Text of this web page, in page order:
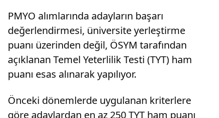
PMYO alımlarında adayların başarı
değerlendirmesi, üniversite yerleştirme
puanı üzerinden değil, ÖSYM tarafından
açıklanan Temel Yeterlilik Testi (TYT) ham
puanı esas alınarak yapılıyor.
Önceki dönemlerde uygulanan kriterlere
göre adaylardan en az 250 TYT ham puanı